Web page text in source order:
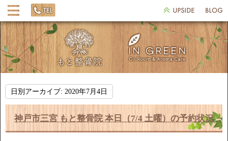
日別アーカイブ: 2020年7月4日
神戸市三宮 もと整骨院 本日（7/4 土曜）の予約状況